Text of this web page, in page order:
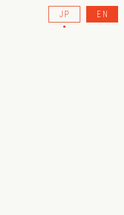
JP EN